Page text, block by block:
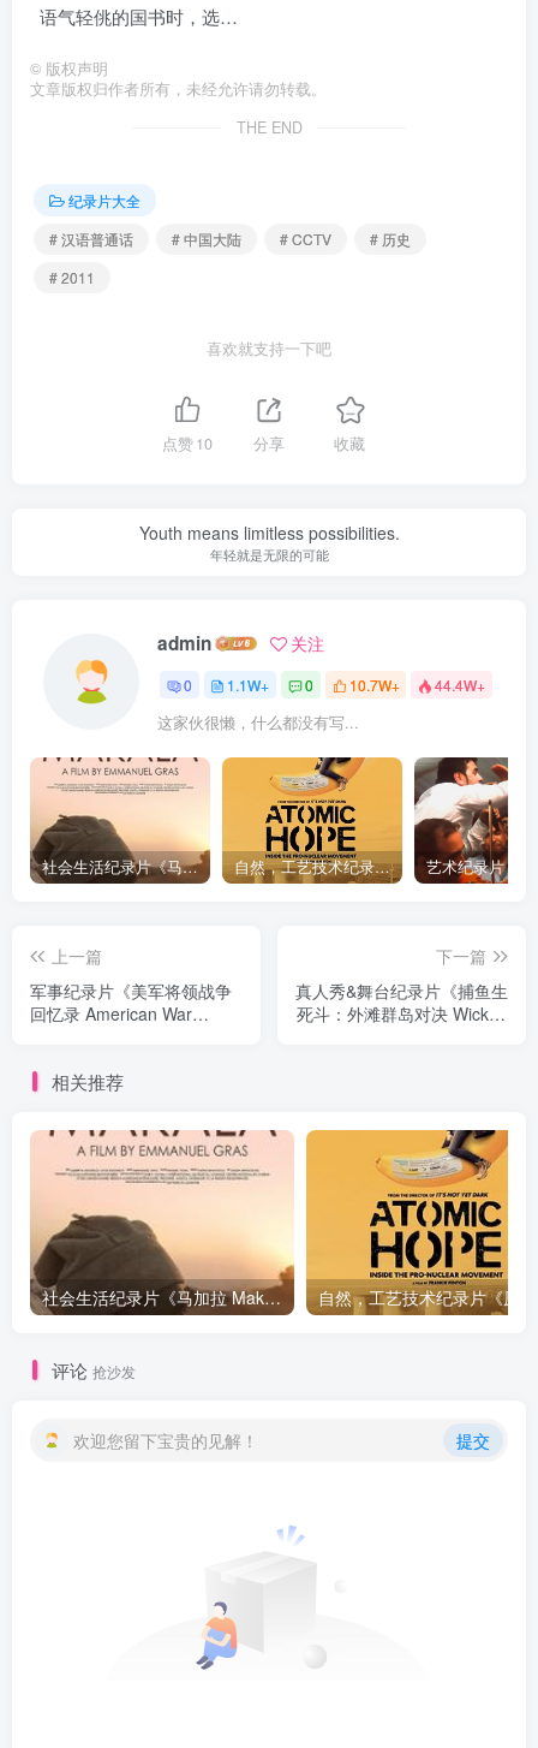
语气轻佻的国书时，选…
© 版权声明
文章版权归作者所有，未经允许请勿转载。
THE END
纪录片大全
# 汉语普通话
# 中国大陆 # CCTV
# 历史
# 2011
喜欢就支持一下吧
点赞10 分享 收藏
Youth means limitless possibilities.
年轻就是无限的可能
admin 关注
0 1.1W+ 0 10.7W+ 44.4W+
这家伙很懒，什么都没有写...
社会生活纪录片《马加拉 Makala》下载 自然，工艺技术纪录片《原子能的希望 Atomic Hope – Inside the Pro-Nuclear Movement》下载
上一篇
军事纪录片《美军将领战争
回忆录 American War
下一篇
真人秀&舞台纪录片《捕鱼生
死斗：外滩群岛对决 Wicked
相关推荐
社会生活纪录片《马加拉 Makala》下载
评论 抢沙发
欢迎您留下宝贵的见解！ 提交